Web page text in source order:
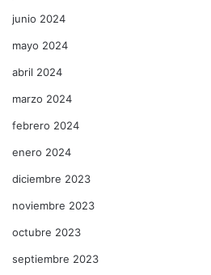
junio 2024
mayo 2024
abril 2024
marzo 2024
febrero 2024
enero 2024
diciembre 2023
noviembre 2023
octubre 2023
septiembre 2023